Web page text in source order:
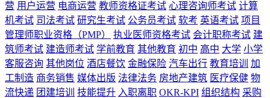
营 用户运营 电商运营 教师资格证考试 心理咨询师考试 计算
机考试 司法考试 研究生考试 公务员考试 软考 英语考试 项目
管理师职业资格（PMP）
执业医师资格考试 会计职称考试 建
筑师考试 建造师考试 学前教育 其他教育 初中 高中 大学 小学
客服咨询 其他岗位 酒店餐饮 金融保险 汽车出行 教育培训
加
工制造 商务销售 媒体出版 法律法务 房地产建筑 医疗保健 物
流快递 团建培训 技能提升 入职离职 OKR-KPI 组织结构 采购